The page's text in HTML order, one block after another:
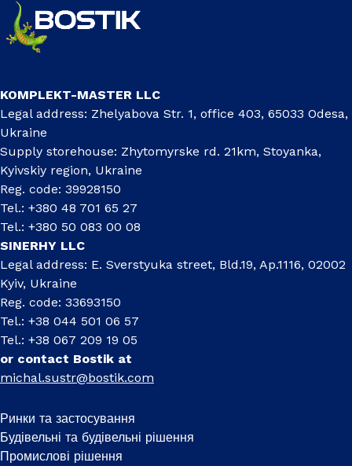
KOMPLEKT-MASTER LLC
Legal address: Zhelyabova Str. 1, office 403, 65033 Odesa,
Ukraine
Supply storehouse: Zhytomyrske rd. 21km, Stoyanka,
Kyivskiy region, Ukraine
Reg. code: 39928150
Tel.: +380 48 701 65 27
Tel.: +380 50 083 00 08
SINERHY LLC
Legal address: E. Sverstyuka street, Bld.19, Ap.1116, 02002
Kyiv, Ukraine
Reg. code: 33693150
Tel.: +38 044 501 06 57
Tel.: +38 067 209 19 05
or contact Bostik at
michal.sustr@bostik.com
Ринки та застосування
Будівельні та будівельні рішення
Промислові рішення